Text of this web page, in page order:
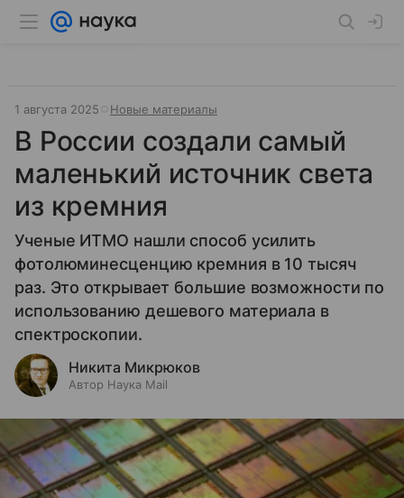
1 августа 2025 Новые материалы
В России создали самый
маленький источник света
из кремния
Ученые ИТМО нашли способ усилить
фотолюминесценцию кремния в 10 тысяч
раз. Это открывает большие возможности по
использованию дешевого материала в
спектроскопии.
Никита Микрюков
Автор Наука Mail